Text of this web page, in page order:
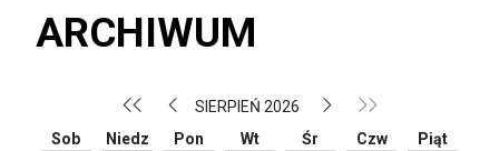
ARCHIWUM
SIERPIEŃ 2026
Sob
Niedz Pon Wt Śr Czw Piąt